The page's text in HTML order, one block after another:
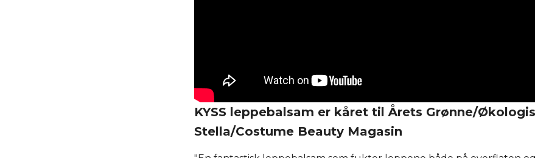
KYSS leppebalsam er kåret til Årets Grønne/
Stella/Costume Beauty Magasin